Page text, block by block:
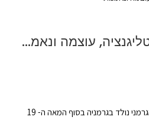
רועה גרמני – אינטליגנציה, עוצמה ונאמנות
היסטוריה וייעוד מקורי הרועה הגרמני נולד בגרמניה בסוף המאה ה- 19